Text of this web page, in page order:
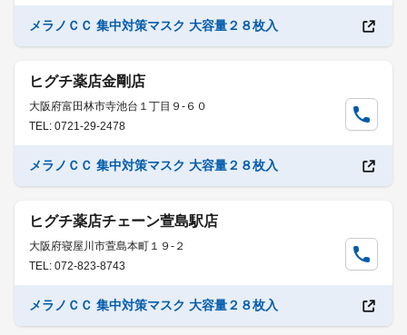
メラノＣＣ 集中対策マスク 大容量２８枚入
ヒグチ薬店金剛店
大阪府富田林市寺池台１丁目９-６０
TEL: 0721-29-2478
メラノＣＣ 集中対策マスク 大容量２８枚入
ヒグチ薬店チェーン萱島駅店
大阪府寝屋川市萱島本町１９-２
TEL: 072-823-8743
メラノＣＣ 集中対策マスク 大容量２８枚入